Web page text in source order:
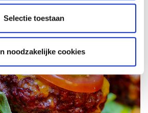
Selectie toestaan
noodzakelijke cookies